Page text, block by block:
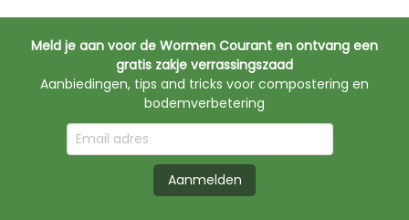
Meld je aan voor de Wormen Courant en ontvang een
gratis zakje verrassingszaad
Aanbiedingen, tips and tricks voor compostering en
bodemverbetering
Aanmelden